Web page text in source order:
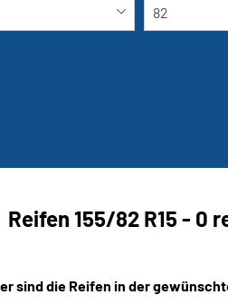
Reifen ‎155/82 R15 - 0
sind die Reifen in der